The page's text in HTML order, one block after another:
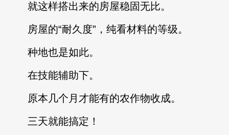
就这样搭出来的房屋稳固无比。
房屋的“耐久度”，纯看材料的等级。
种地也是如此。
在技能辅助下。
原本几个月才能有的农作物收成。
三天就能搞定！